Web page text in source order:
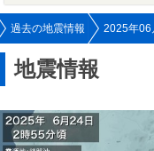
過去の地震情報 2025年06
地震情報